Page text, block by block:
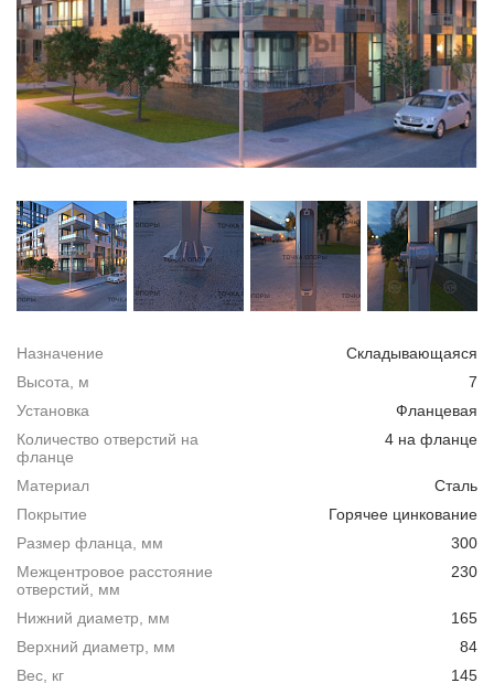
Назначение
Складывающаяся
Высота, м
7
Установка
Фланцевая
Количество отверстий на
фланце
4 на фланце
Материал
Сталь
Покрытие
Горячее цинкование
Размер фланца, мм
300
Межцентровое расстояние
отверстий, мм
230
Нижний диаметр, мм
165
Верхний диаметр, мм
84
Вес, кг
145